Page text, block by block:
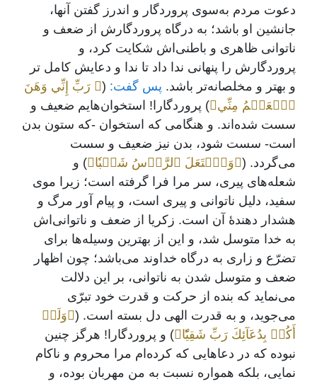
دعوت مردم به‌سوی پروردگار و اندرز گفتن آنها،
جانشین او باشد؛ به درگاه پروردگارش از ضعف و
ناتوانی ظاهری و باطنی‌اش شکایت کرد، و
پروردگارش را پنهانی ندا داد تا ندا و دعایش کامل تر
و بهتر و مخلصانه‌تر باشد. پس گفت: (﴿ رَبِّ إِنِّي وَهَنَ
ٱلۡعَظۡمُ مِنِّي﴾) پروردگارا! استخوان‌هایم ضعیف و
سست شده‌اند. و هنگامی که استخوان -که ستون بدن
است- سست شود، بدن نیز ضعیف و سست
می‌گردد. (﴿وَٱشۡتَعَلَ ٱلرَّأۡسُ شَيۡبٗا﴾) و
شعله‌های پیری، سر مرا فرا گرفته است؛ زیرا موی
سفید، دلیل ناتوانی و پیری است، و پیام آور مرگ و
هشدار دهندۀ آن است. زکریا از ضعف و ناتوانی‌اش
به خدا متوسل شد، و این از بهترین وسیله‌ها برای
تضرّع و زاری به درگاه خداوند می‌باشد؛ چون اظهار
ضعف و متوسل شدن به ناتوانی، بر این دلالت
می‌نماید که بنده از حرکت و قدرت خود تبرّی
می‌جوید، و به قدرت الهی دل بسته است. (﴿وَلَمۡ
أَكُنۢ بِدُعَآئِكَ رَبِّ شَقِيّٗا﴾) و پروردگارا! هرگز چنین
نبوده که در دعاهایی که کرده‌ام مرا محروم و ناکام
نمایی، بلکه همواره نسبت به من مهربان بوده، و